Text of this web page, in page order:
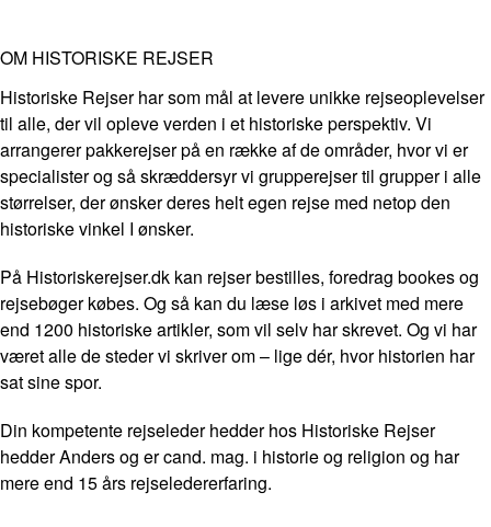
OM HISTORISKE REJSER
Historiske Rejser har som mål at levere unikke rejseoplevelser
til alle, der vil opleve verden i et historiske perspektiv. Vi
arrangerer pakkerejser på en række af de områder, hvor vi er
specialister og så skræddersyr vi grupperejser til grupper i alle
størrelser, der ønsker deres helt egen rejse med netop den
historiske vinkel I ønsker.
På Historiskerejser.dk kan rejser bestilles, foredrag bookes og
rejsebøger købes. Og så kan du læse løs i arkivet med mere
end 1200 historiske artikler, som vil selv har skrevet. Og vi har
været alle de steder vi skriver om – lige dér, hvor historien har
sat sine spor.
Din kompetente rejseleder hedder hos Historiske Rejser
hedder Anders og er cand. mag. i historie og religion og har
mere end 15 års rejseledererfaring.